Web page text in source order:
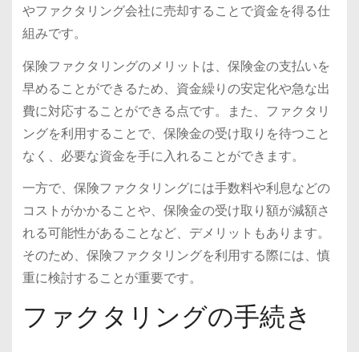
やファクタリング会社に売却することで資金を得る仕
組みです。
保険ファクタリングのメリットは、保険金の支払いを
早めることができるため、資金繰りの安定化や急な出
費に対応することができる点です。また、ファクタリ
ングを利用することで、保険金の受け取りを待つこと
なく、必要な資金を手に入れることができます。
一方で、保険ファクタリングには手数料や利息などの
コストがかかることや、保険金の受け取り額が減額さ
れる可能性があることなど、デメリットもあります。
そのため、保険ファクタリングを利用する際には、慎
重に検討することが重要です。
ファクタリングの手続き